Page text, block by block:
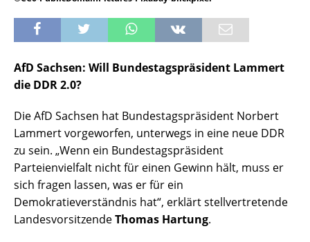
AfD Sachsen: Will Bundestagspräsident Lammert
die DDR 2.0?
Die AfD Sachsen hat Bundestagspräsident Norbert
Lammert vorgeworfen, unterwegs in eine neue DDR
zu sein. „Wenn ein Bundestagspräsident
Parteienvielfalt nicht für einen Gewinn hält, muss er
sich fragen lassen, was er für ein
Demokratieverständnis hat“, erklärt stellvertretende
LandesvorsitzendeThomas Hartung.